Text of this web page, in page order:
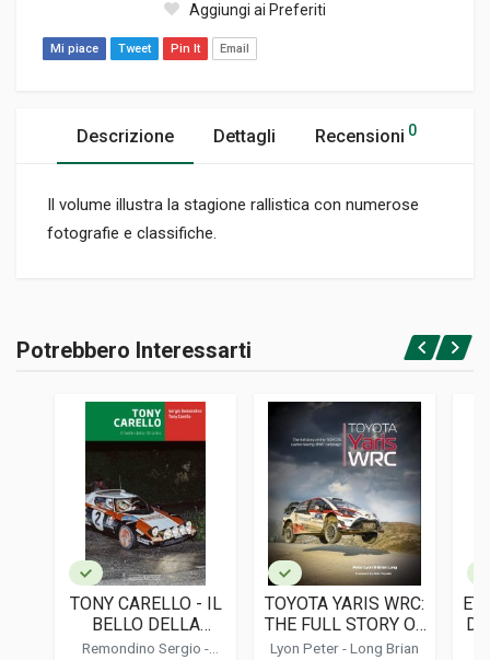
Aggiungi ai Preferiti
Mi piace Tweet Pin It Email
Descrizione Dettagli Recensioni 0
Il volume illustra la stagione rallistica con numerose
fotografie e classifiche.
Rilegato
LINGUA DEL TESTO
DATA DI STAMPA
Accedi o registrati
Potrebbero Interessarti
TONY CARELLO - IL
BELLO DELLA
STRATOS
Remondino Sergio -
TOYOTA YARIS WRC:
THE FULL STORY OF
THE TOYOTA GAZOO
Lyon Peter -Long Brian